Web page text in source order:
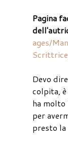
Pagina
ages/
Devo
colpita,
ha
per
presto la